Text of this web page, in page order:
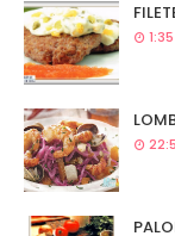
1:35